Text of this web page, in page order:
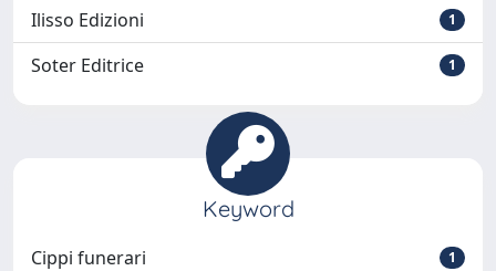
Ilisso Edizioni 1
Soter Editrice 1
Keyword
Cippi funerari 1